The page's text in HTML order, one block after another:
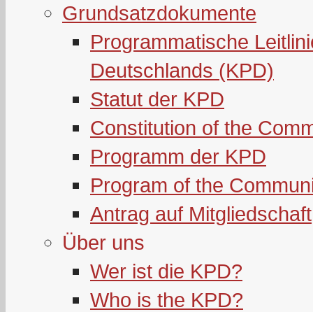
Grundsatzdokumente
Programmatische
Deutschlands (KPD)
Statut der KPD
Constitution of the
Programm der KPD
Program of the
Antrag auf Mitgliedschaft
Über uns
Wer ist die KPD?
Who is the KPD?